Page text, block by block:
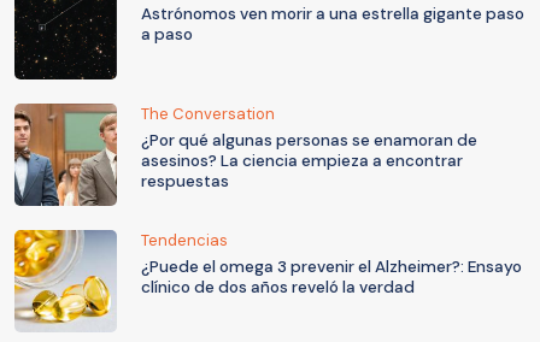
Astrónomos ven morir a una estrella gigante paso
a paso
The Conversation
¿Por qué algunas personas se enamoran de
asesinos? La ciencia empieza a encontrar
respuestas
Tendencias
¿Puede el omega 3 prevenir el Alzheimer?: Ensayo
clínico de dos años reveló la verdad